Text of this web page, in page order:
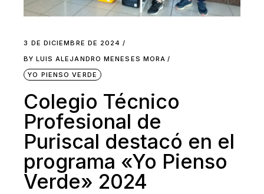
3 DE DICIEMBRE DE 2024
BY LUIS ALEJANDRO MENESES MORA
YO PIENSO VERDE
Colegio Técnico
Profesional de
Puriscal destacó en el
programa «Yo Pienso
Verde» 2024